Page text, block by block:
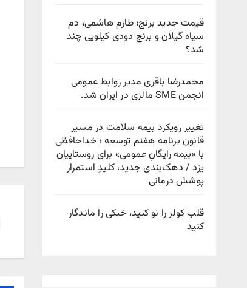
قیمت جدید برنج؛ طارم هاشمی، دم
سیاه گیلان و برنج دودی کیلویی چند
شد؟
محمدرضا باقری مدیر روابط عمومی
انجمن SME مالزی در ایران شد.
تغییر رویکرد بیمه سلامت در مسیر
قانون برنامه هفتم توسعه ؛ خداحافظی
با «بیمه رایگانِ عمومی» برای روستاییان
یزد / دهک‌بندی جدید، کلیدِ استمرار
پوشش درمانی
قلب کولر را نو کنید، خنکی را ماندگار
کنید